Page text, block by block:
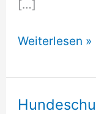
[…]
Hundeschule
Weiterlesen »